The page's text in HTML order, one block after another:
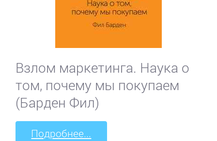
Взлом маркетинга. Наука о
том, почему мы покупаем
(Барден Фил)
Подробнее...